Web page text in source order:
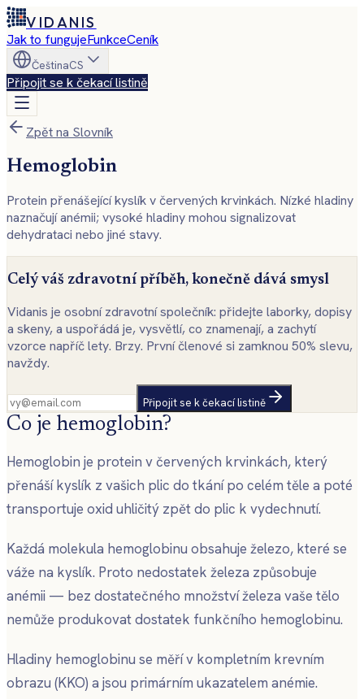
VIDANIS
Jak to fungujeFunkceCeník
ČeštinaCS
Připojit se k čekací listině
Zpět na Slovník
Hemoglobin
Protein přenášející kyslík v červených krvinkách. Nízké hladiny
naznačují anémii; vysoké hladiny mohou signalizovat
dehydrataci nebo jiné stavy.
Celý váš zdravotní příběh, konečně dává smysl
Vidanis je osobní zdravotní společník: přidejte laborky, dopisy
a skeny, a uspořádá je, vysvětlí, co znamenají, a zachytí
vzorce napříč lety. Brzy. První členové si zamknou 50% slevu,
navždy.
Připojit se k čekací listině
Co je hemoglobin?
Hemoglobin je protein v červených krvinkách, který
přenáší kyslík z vašich plic do tkání po celém těle a poté
transportuje oxid uhličitý zpět do plic k vydechnutí.
Každá molekula hemoglobinu obsahuje železo, které se
váže na kyslík. Proto nedostatek železa způsobuje
anémii — bez dostatečného množství železa vaše tělo
nemůže produkovat dostatek funkčního hemoglobinu.
Hladiny hemoglobinu se měří v kompletním krevním
obrazu (KKO) a jsou primárním ukazatelem anémie.